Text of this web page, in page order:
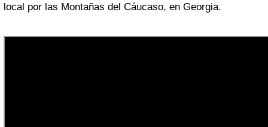
local por las Montañas del Cáucaso, en Georgia.